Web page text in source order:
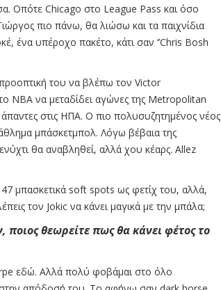
Οπότε Chicago στο League Pass και όσο
πιο πάνω, θα λιώσω και τα παιχνίδια
ένα υπέροχο πακέτο, κάτι σαν ‘’Chris Bosh
του να βλέπω τον Victor
ΝΒΑ να μεταδίδει αγώνες της Metropolitan
στις ΗΠΑ. Ο πιο πολυσυζητημένος νέος
μπάσκετμπολ. Λόγω βέβαια της
θα αναβληθεί, αλλά χου κέαρς. Allez
μπασκετικά soft spots ως φετίχ του, αλλά,
τον Jokic να κάνει μαγικά με την μπάλα;
θεωρείτε πως θα κάνει φέτος το
εδώ. Αλλά πολύ φοβάμαι στο όλο